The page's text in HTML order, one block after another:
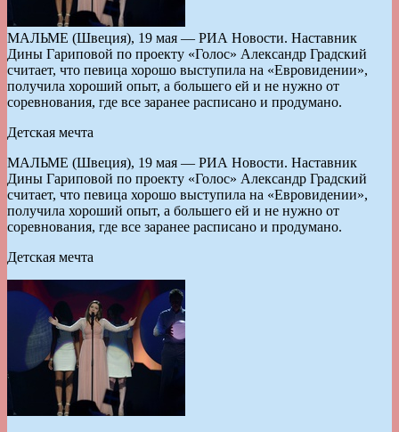
МАЛЬМЕ (Швеция), 19 мая — РИА Новости. Наставник
Дины Гариповой по проекту «Голос» Александр Градский
считает, что певица хорошо выступила на «Евровидении»,
получила хороший опыт, а большего ей и не нужно от
соревнования, где все заранее расписано и продумано.
Детская мечта
МАЛЬМЕ (Швеция), 19 мая — РИА Новости. Наставник
Дины Гариповой по проекту «Голос» Александр Градский
считает, что певица хорошо выступила на «Евровидении»,
получила хороший опыт, а большего ей и не нужно от
соревнования, где все заранее расписано и продумано.
Детская мечта